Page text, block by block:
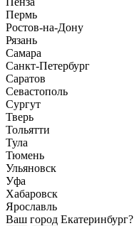
Пермь
Ростов-на-Дону
Рязань
Самара
Санкт-Петербург
Саратов
Севастополь
Сургут
Тверь
Тольятти
Тула
Тюмень
Ульяновск
Уфа
Хабаровск
Ярославль
Ваш город Екатеринбург?